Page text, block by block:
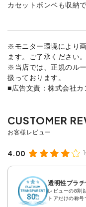
カセットボンベも収納
※モニター環境により
ます。ご了承ください。
※当店では、正規のル
扱っております。
■広告文責：株式会社カ
4.00
透明性プラ
レビューの8割
トアだけの称号